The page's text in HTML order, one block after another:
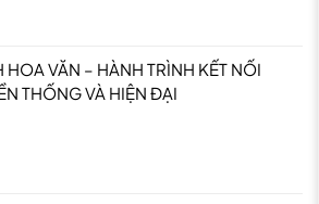
HOA VĂN – HÀNH TRÌNH KẾT NỐI
THỐNG VÀ HIỆN ĐẠI